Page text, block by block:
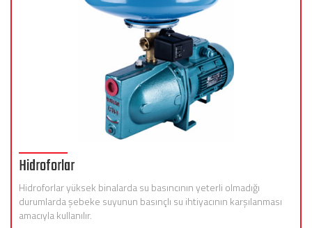
Hidroforlar
Hidroforlar yüksek binalarda su basıncının yeterli olmadığı
durumlarda şebeke suyunun basınçlı su ihtiyacının karşılanması
amacıyla kullanılır.